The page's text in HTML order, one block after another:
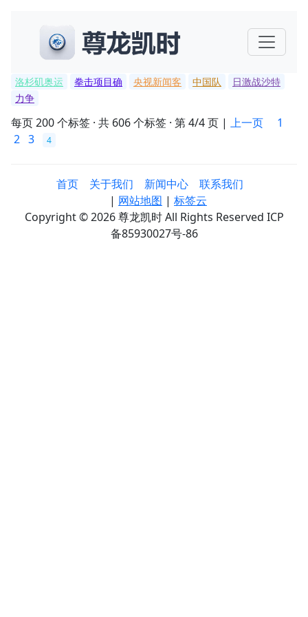
洛杉矶奥运 拳击项目确 央视新闻客 中国队
日激战沙特
力争
每页 200 个标签 · 共 606 个标签 · 第 4/4 页 | 上一页
1
2 3 4
首页 关于我们 新闻中心
联系我们
| 网站地图 | 标签云
Copyright © 2026 尊龙凯时 All Rights Reserved ICP
备85930027号-86